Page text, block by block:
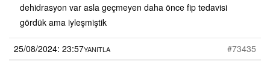
dehidrasyon var asla geçmeyen daha önce fip tedavisi
gördük ama iyleşmiştik
25/08/2024: 23:57 #73435
YANITLA